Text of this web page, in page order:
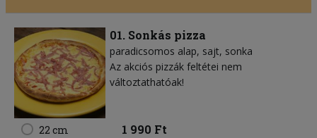
01. Sonkás pizza
paradicsomos alap sajt sonka
Az akciós pizzák feltétei nem
változtathatóak!
22 cm 1 990 Ft